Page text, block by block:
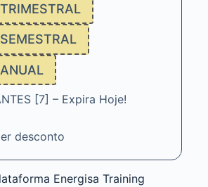
[7] – Expira Hoje!
desconto
Energisa Training